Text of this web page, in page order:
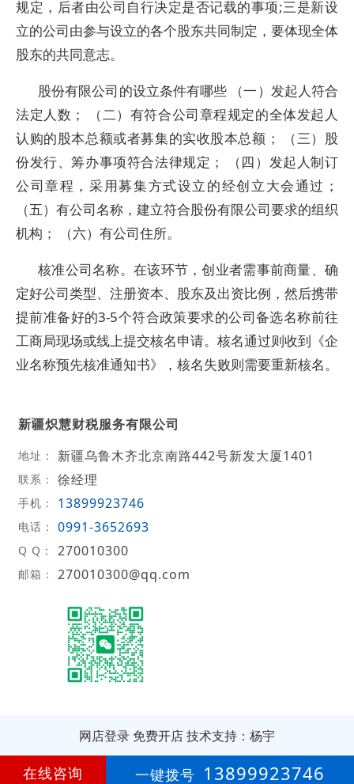
规定，后者由公司自行决定是否记载的事项;三是新设
立的公司由参与设立的各个股东共同制定，要体现全体
股东的共同意志。
股份有限公司的设立条件有哪些 （一）发起人符合
法定人数； （二）有符合公司章程规定的全体发起人
认购的股本总额或者募集的实收股本总额； （三）股
份发行、筹办事项符合法律规定； （四）发起人制订
公司章程，采用募集方式设立的经创立大会通过；
（五）有公司名称，建立符合股份有限公司要求的组织
机构； （六）有公司住所。
核准公司名称。在该环节，创业者需事前商量、确
定好公司类型、注册资本、股东及出资比例，然后携带
提前准备好的3-5个符合政策要求的公司备选名称前往
工商局现场或线上提交核名申请。核名通过则收到《企
业名称预先核准通知书》，核名失败则需要重新核名。
新疆炽慧财税服务有限公司
地址： 新疆乌鲁木齐北京南路442号新发大厦1401
联系： 徐经理
手机： 13899923746
电话： 0991-3652693
Q Q： 270010300
邮箱： 270010300@qq.com
网店登录 免费开店技术支持：杨宇
第18年
在线咨询 一键拨号 13899923746